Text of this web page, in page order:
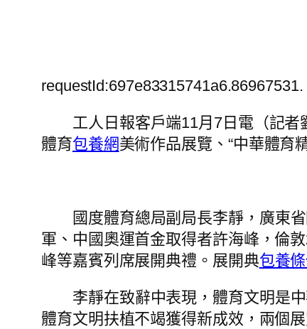
requestId:697e83315741a6.86967531.
工人日報客戶端11月7日電（記
體育包養網美術作品展覽、“中華體育
國度體育總局副局長李靜，廣東
軍、中國奧運首金取得者許海峰，倫
峰等嘉賓列席展開典禮。展開典包養
李靜在致辭中表現，體育文明是
體育文明扶植不竭獲得新成效，兩個